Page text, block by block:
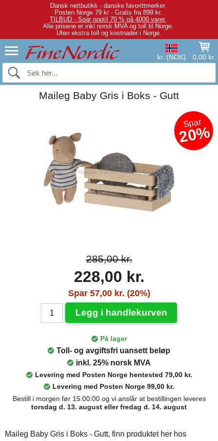
Dansk nettbutikk - danske favorittmerker.
Posten Norge 79 kr - Gratis fra 899 kr.
TILBUD - Spar opptil 70 % på 4000 varer.
Alle prisene er inkl norsk MVA og toll til Norge.
Uten ekstra toll og kostnader i Norge.
kr. (NOK) 0,00 kr.
Maileg Baby Gris i Boks - Gutt
Spar
20%
285,00 kr.
228,00 kr.
Spar 57,00 kr. (20%)
Legg i handlekurven
På lager
Toll- og avgiftsfri uansett beløp
inkl. 25% norsk MVA
Levering med Posten Norge hentested 79,00 kr.
Levering med Posten Norge 99,00 kr.
Bestill i morgen før 15:00:00 og vi anslår at bestillingen leveres
torsdag d. 13. august eller fredag d. 14. august
Maileg Baby Gris i Boks - Gutt, finn produktet her hos